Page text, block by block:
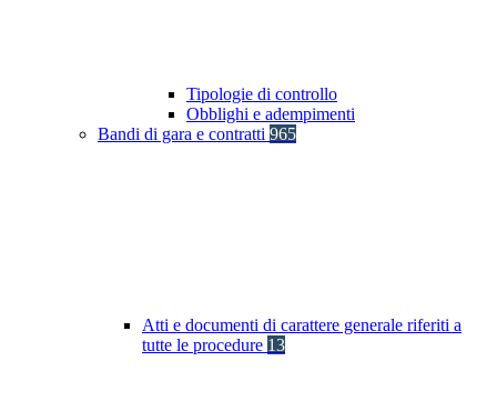
Tipologie di controllo
Obblighi e adempimenti
Bandi di gara e contratti 965
Atti e documenti di carattere generale riferiti a
tutte le procedure 13